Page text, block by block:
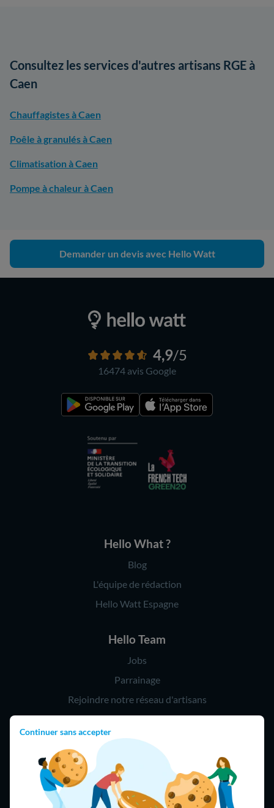
Continuer sans accepter
Consultez les services d'autres artisans RGE à
Caen
Chauffagistes à Caen
Poêle à granulés à Caen
Climatisation à Caen
Pompe à chaleur à Caen
Demander un devis avec Hello Watt
4,9/5
16474 avis Google
Hello What ?
Blog
L'équipe de rédaction
Hello Watt Espagne
Hello Team
Jobs
Parrainage
Rejoindre notre réseau d'artisans
09 75 18 60 60
(8h-21h)
75018 Paris